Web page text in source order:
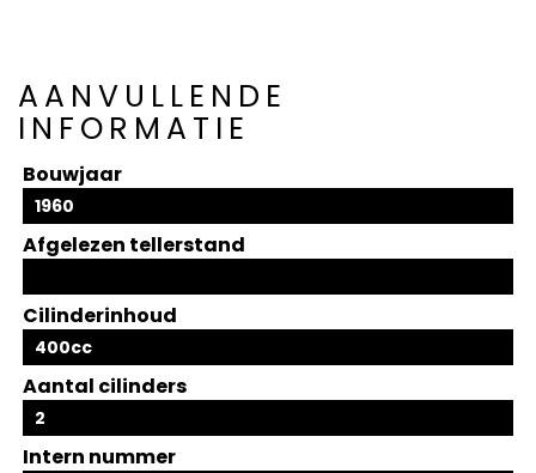
AANVULLENDE
INFORMATIE
Bouwjaar
1960
Afgelezen tellerstand
Cilinderinhoud
400cc
Aantal cilinders
2
Intern nummer